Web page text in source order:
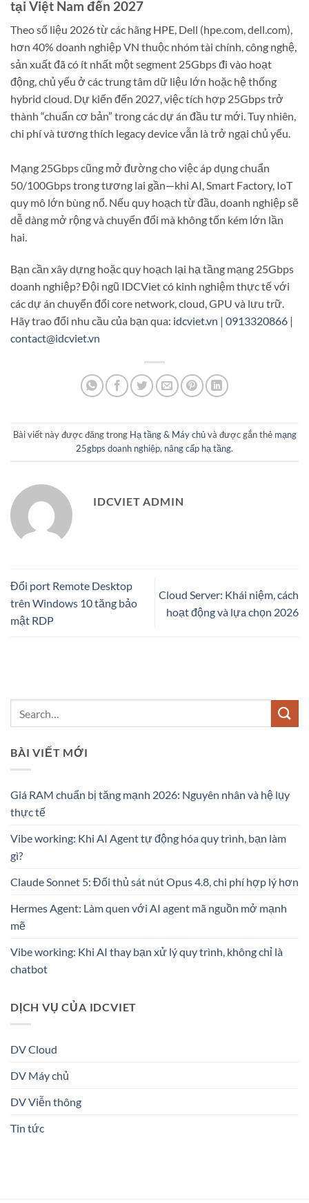
tại Việt Nam đến 2027
Theo số liệu 2026 từ các hãng HPE, Dell (hpe.com, dell.com),
hơn 40% doanh nghiệp VN thuộc nhóm tài chính, công nghệ,
sản xuất đã có ít nhất một segment 25Gbps đi vào hoạt
động, chủ yếu ở các trung tâm dữ liệu lớn hoặc hệ thống
hybrid cloud. Dự kiến đến 2027, việc tích hợp 25Gbps trở
thành “chuẩn cơ bản” trong các dự án đầu tư mới. Tuy nhiên,
chi phí và tương thích legacy device vẫn là trở ngại chủ yếu.
Mạng 25Gbps cũng mở đường cho việc áp dụng chuẩn
50/100Gbps trong tương lai gần—khi AI, Smart Factory, IoT
quy mô lớn bùng nổ. Nếu quy hoạch từ đầu, doanh nghiệp sẽ
dễ dàng mở rộng và chuyển đổi mà không tốn kém lớn lần
hai.
Bạn cần xây dựng hoặc quy hoạch lại hạ tầng mạng 25Gbps
doanh nghiệp? Đội ngũ IDCViet có kinh nghiệm thực tế với
các dự án chuyển đổi core network, cloud, GPU và lưu trữ.
Hãy trao đổi nhu cầu của bạn qua: idcviet.vn | 0913320866 |
contact@idcviet.vn
Bài viết này được đăng trong Hạ tầng & Máy chủvà được gắn thẻ mạng
25gbps doanh nghiệp, nâng cấp hạ tầng.
IDCVIET ADMIN
Đổi port Remote Desktop
trên Windows 10 tăng bảo
mật RDP
Cloud Server: Khái niệm, cách
hoạt động và lựa chọn 2026
BÀI VIẾT MỚI
Giá RAM chuẩn bị tăng mạnh 2026: Nguyên nhân và hệ lụy
thực tế
Vibe working: Khi AI Agent tự động hóa quy trình, bạn làm
gì?
Claude Sonnet 5: Đối thủ sát nút Opus 4.8, chi phí hợp lý hơn
Hermes Agent: Làm quen với AI agent mã nguồn mở mạnh
mẽ
Vibe working: Khi AI thay bạn xử lý quy trình, không chỉ là
chatbot
DỊCH VỤ CỦA IDCVIET
DV Cloud
DV Máy chủ
DV Viễn thông
Tin tức